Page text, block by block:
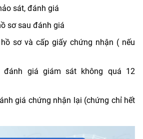
sát, đánh giá
sơ sau đánh giá
sơ và cấp giấy chứng nhận ( nếu
đánh giá giám sát không quá 12
giá chứng nhận lại (chứng chỉ hết